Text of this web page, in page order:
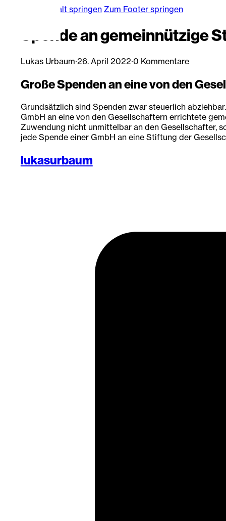
Zum Hauptinhalt springen Zum Footer springen
Spende an gemeinnützige
Lukas Urbaum·26. April 2022·0 Kommentare
Große Spenden an eine von den
Grundsätzlich sind Spenden zwar steuerlich
GmbH an eine von den Gesellschaftern errichtete
Zuwendung nicht unmittelbar an den Gesellschafter,
jede Spende einer GmbH an eine Stiftung der
lukasurbaum